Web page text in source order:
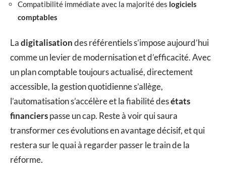
Compatibilité immédiate avec la majorité des logiciels
comptables
Ladigitalisationdes référentiels s’impose aujourd’hui
comme un levier de modernisation et d’efficacité. Avec
un plan comptable toujours actualisé, directement
accessible, la gestion quotidienne s’allège,
l’automatisation s’accélère et la fiabilité desétats
financierspasse un cap. Reste à voir qui saura
transformer ces évolutions en avantage décisif, et qui
restera sur le quai à regarder passer le train de la
réforme.